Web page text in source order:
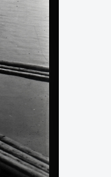
1913 · Budapest III.